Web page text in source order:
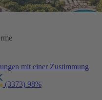
mit einer Zustimmung
(3373) 98%